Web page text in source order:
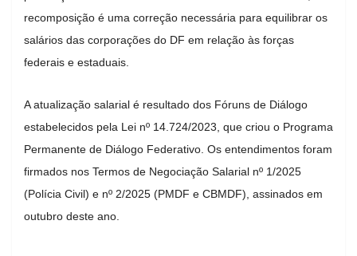
recomposição é uma correção necessária para equilibrar os
salários das corporações do DF em relação às forças
federais e estaduais.
A atualização salarial é resultado dos Fóruns de Diálogo
estabelecidos pela Lei nº 14.724/2023, que criou o Programa
Permanente de Diálogo Federativo. Os entendimentos foram
firmados nos Termos de Negociação Salarial nº 1/2025
(Polícia Civil) e nº 2/2025 (PMDF e CBMDF), assinados em
outubro deste ano.